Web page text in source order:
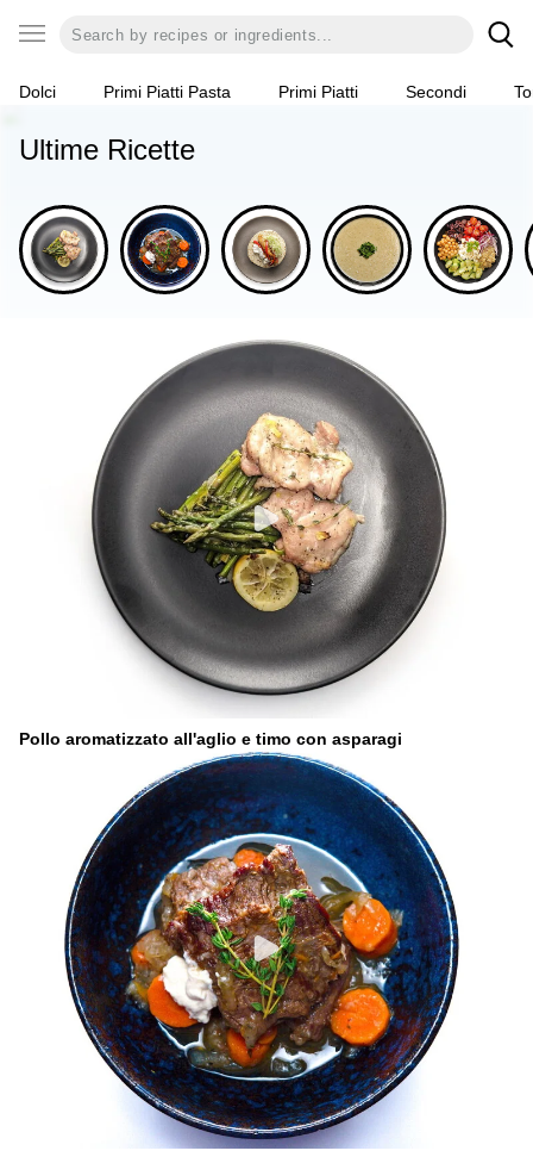
Dolci Primi Piatti Pasta Primi Piatti Secondi
Ultime Ricette
Pollo aromatizzato all'aglio e timo con asparagi